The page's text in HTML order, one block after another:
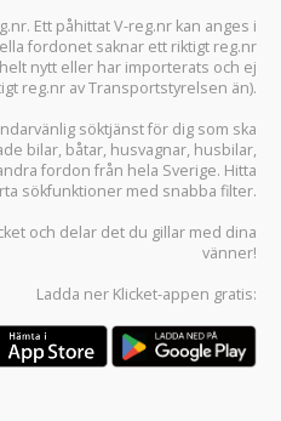
Ett påhittat V-reg.nr kan anges i
fordonet saknar ett riktigt reg.nr
nytt eller har importerats och ej
reg.nr av Transportstyrelsen än).
söktjänst för dig som ska
bilar, båtar, husvagnar, husbilar,
fordon från hela Sverige. Hitta
sökfunktioner med snabba filter.
och delar det du gillar med dina
vänner!
Ladda ner Klicket-appen gratis: